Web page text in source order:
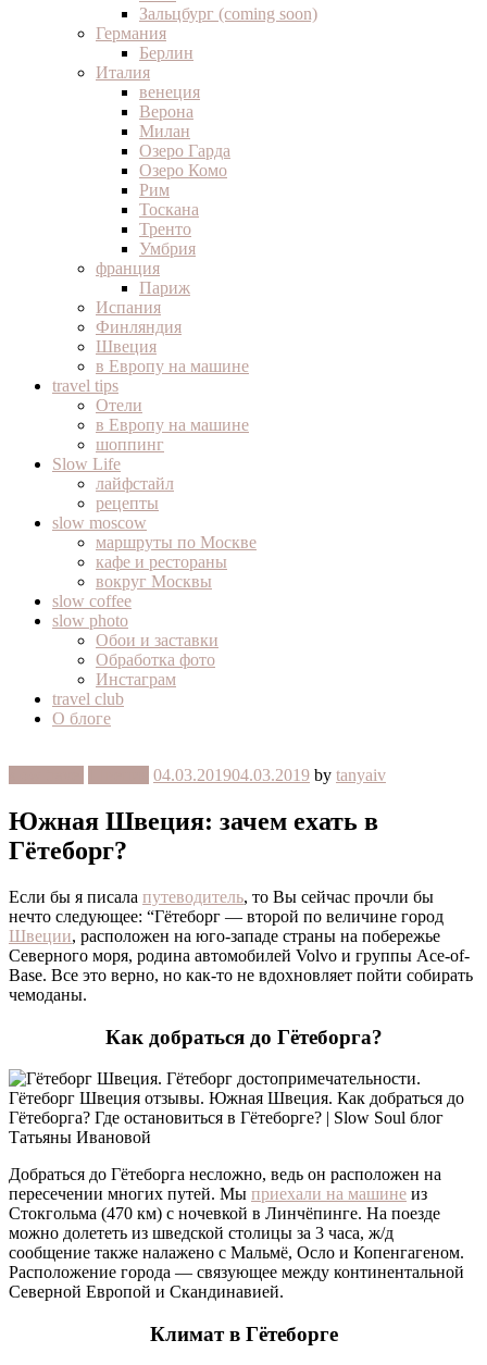
Зальцбург (coming soon)
Германия
Берлин
Италия
венеция
Верона
Милан
Озеро Гарда
Озеро Комо
Рим
Тоскана
Тренто
Умбрия
франция
Париж
Испания
Финляндия
Швеция
в Европу на машине
travel tips
Отели
в Европу на машине
шоппинг
Slow Life
лайфстайл
рецепты
slow moscow
маршруты по Москве
кафе и рестораны
вокруг Москвы
slow coffee
slow photo
Обои и заставки
Обработка фото
Инстаграм
travel club
О блоге
04.03.201904.03.2019 by tanyaiv
Южная Швеция: зачем ехать в
Гётеборг?
Если бы я писала путеводитель, то Вы сейчас прочли бы
нечто следующее: “Гётеборг — второй по величине город
Швеции, расположен на юго-западе страны на побережье
Северного моря, родина автомобилей Volvo и группы Ace-of-
Base. Все это верно, но как-то не вдохновляет пойти собирать
чемоданы.
Как добраться до Гётеборга?
Добраться до Гётеборга несложно, ведь он расположен на
пересечении многих путей. Мы приехали на машине из
Стокгольма (470 км) с ночевкой в Линчёпинге. На поезде
можно долететь из шведской столицы за 3 часа, ж/д
сообщение также налажено с Мальмё, Осло и Копенгагеном.
Расположение города — связующее между континентальной
Северной Европой и Скандинавией.
Климат в Гётеборге